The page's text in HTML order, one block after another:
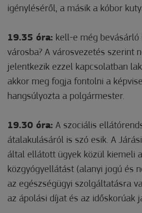
igényléséről, a másik a kóbor
19.35 óra: kell-e még bevásárló
városba? A városvezetés szerint
jelentkezik ezzel kapcsolatban
akkor meg fogja fontolni a
hangsúlyozta a polgármester.
19.30 óra: A szociális
átalakulásáról is szó esik. A
által ellátott ügyek közül kiemeli a
közgyógyellátást (alanyi jogú és
az egészségügyi szolgáltatásra
az ápolási díjat és az időskorúak